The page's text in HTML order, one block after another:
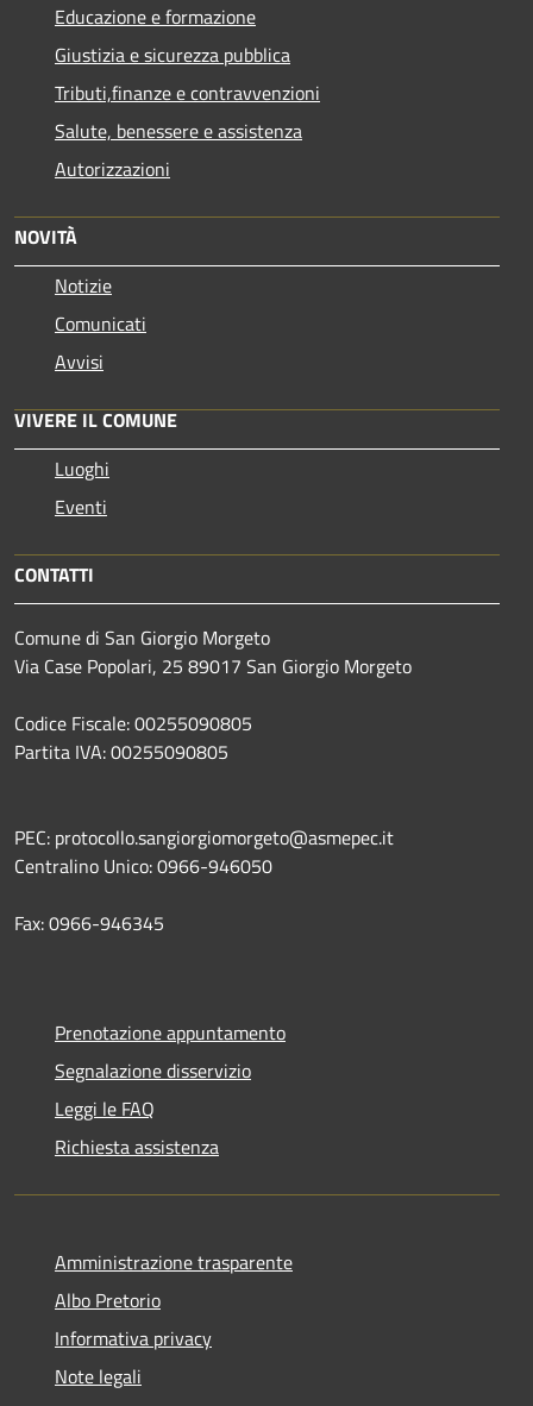
Educazione e formazione
Giustizia e sicurezza pubblica
Tributi,finanze e contravvenzioni
Salute, benessere e assistenza
Autorizzazioni
NOVITÀ
Notizie
Comunicati
Avvisi
VIVERE IL COMUNE
Luoghi
Eventi
CONTATTI
Comune di San Giorgio Morgeto
Via Case Popolari, 25 89017 San Giorgio Morgeto
Codice Fiscale: 00255090805
Partita IVA: 00255090805
PEC: protocollo.sangiorgiomorgeto@asmepec.it
Centralino Unico: 0966-946050
Fax: 0966-946345
Prenotazione appuntamento
Segnalazione disservizio
Leggi le FAQ
Richiesta assistenza
Amministrazione trasparente
Albo Pretorio
Informativa privacy
Note legali